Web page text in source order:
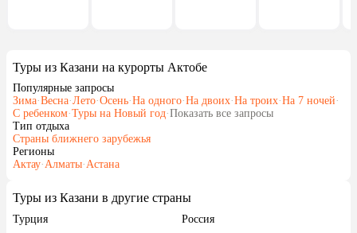
Туры из Казани на курорты Актобе
Популярные запросы
Зима·Весна·Лето·Осень·На одного·На двоих·На троих·На 7 ночей·
С ребенком·Туры на Новый год·Показать все запросы
Тип отдыха
Страны ближнего зарубежья
Регионы
Актау· Алматы· Астана
Туры из Казани в другие страны
Турция
Россия